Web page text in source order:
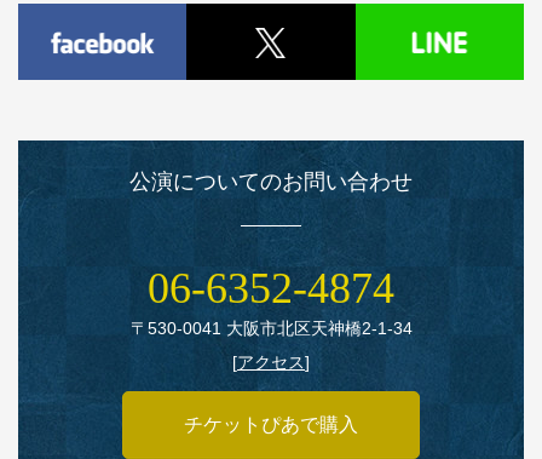
公演についてのお問い合わせ
06‑6352‑4874
〒530‑0041 大阪市北区天神橋2‑1‑34
[アクセス]
チケットぴあで購入